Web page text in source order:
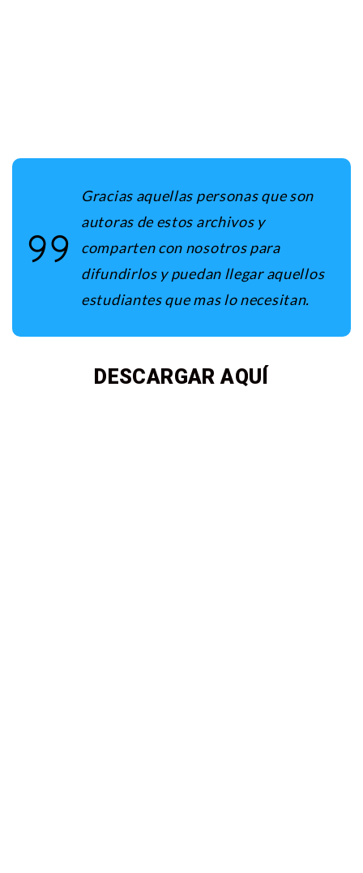
Gracias aquellas personas que son
autoras de estos archivos y
comparten con nosotros para
difundirlos y puedan llegar aquellos
estudiantes que mas lo necesitan.
DESCARGAR AQUÍ